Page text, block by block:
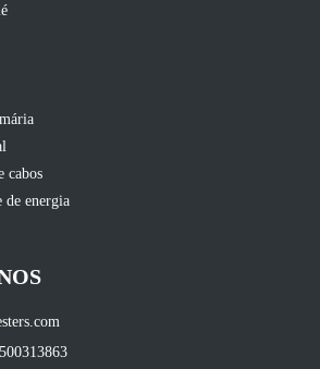
cabos
de energia